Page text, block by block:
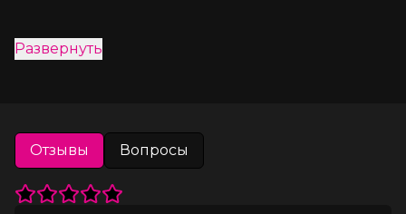
Развернуть
Отзывы Вопросы